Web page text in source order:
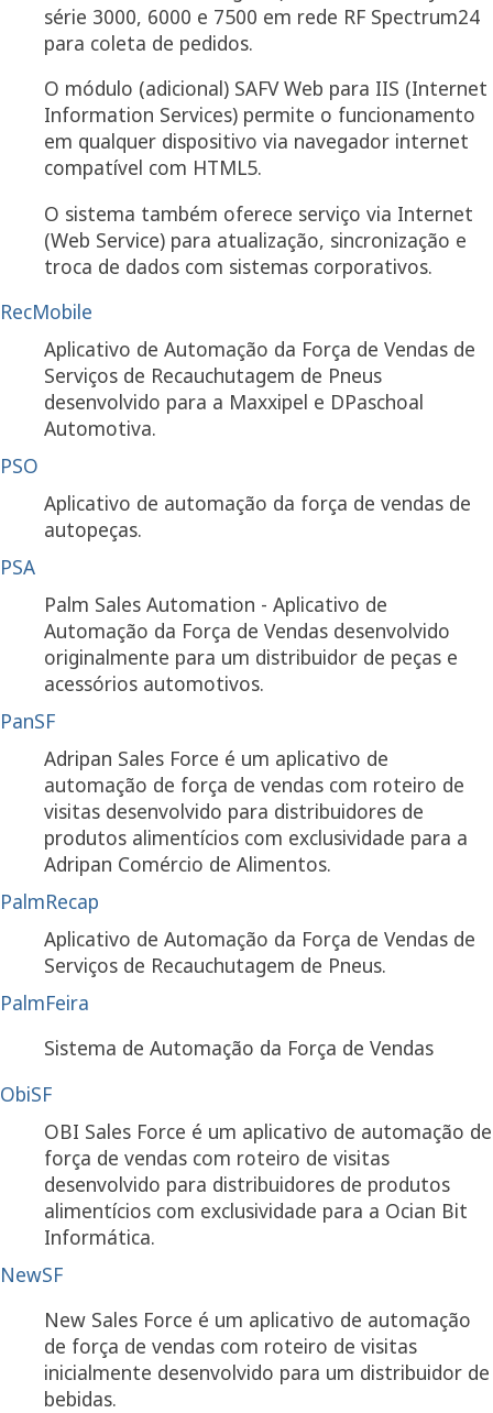
série 3000, 6000 e 7500 em rede RF Spectrum24
para coleta de pedidos.
O módulo (adicional) SAFV Web para IIS (Internet
Information Services) permite o funcionamento
em qualquer dispositivo via navegador internet
compatível com HTML5.
O sistema também oferece serviço via Internet
(Web Service) para atualização, sincronização e
troca de dados com sistemas corporativos.
RecMobile
Aplicativo de Automação da Força de Vendas de
Serviços de Recauchutagem de Pneus
desenvolvido para a Maxxipel e DPaschoal
Automotiva.
PSO
Aplicativo de automação da força de vendas de
autopeças.
PSA
Palm Sales Automation - Aplicativo de
Automação da Força de Vendas desenvolvido
originalmente para um distribuidor de peças e
acessórios automotivos.
PanSF
Adripan Sales Force é um aplicativo de
automação de força de vendas com roteiro de
visitas desenvolvido para distribuidores de
produtos alimentícios com exclusividade para a
Adripan Comércio de Alimentos.
PalmRecap
Aplicativo de Automação da Força de Vendas de
Serviços de Recauchutagem de Pneus.
PalmFeira
Sistema de Automação da Força de Vendas
ObiSF
OBI Sales Force é um aplicativo de automação de
força de vendas com roteiro de visitas
desenvolvido para distribuidores de produtos
alimentícios com exclusividade para a Ocian Bit
Informática.
NewSF
New Sales Force é um aplicativo de automação
de força de vendas com roteiro de visitas
inicialmente desenvolvido para um distribuidor de
bebidas.